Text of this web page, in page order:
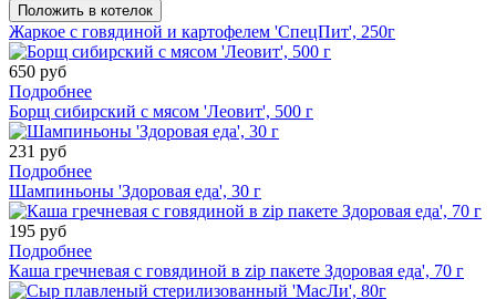
Положить в котелок
Жаркое с говядиной и картофелем 'СпецПит', 250г
650 руб
Подробнее
Борщ сибирский с мясом 'Леовит', 500 г
231 руб
Подробнее
Шампиньоны 'Здоровая еда', 30 г
195 руб
Подробнее
Каша гречневая с говядиной в zip пакете Здоровая еда', 70 г